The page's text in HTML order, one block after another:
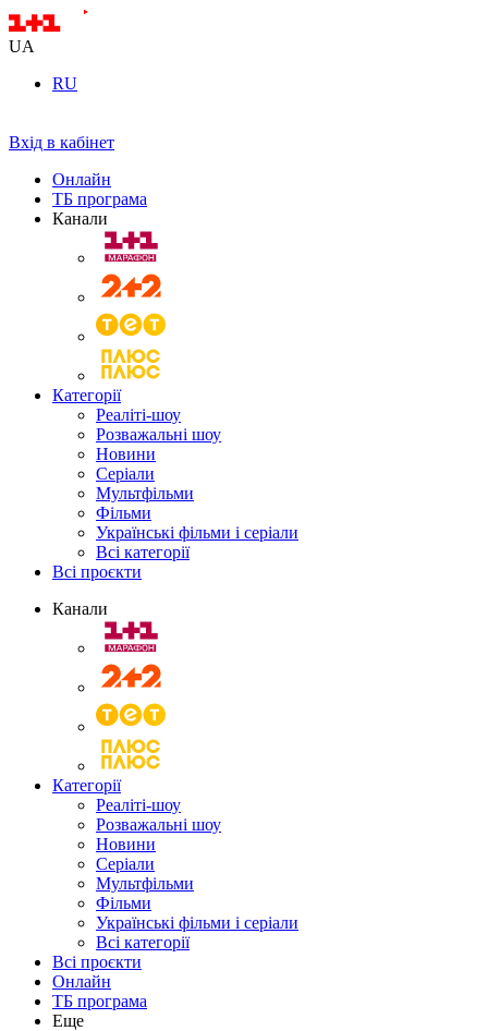
UA
RU
Вхід в кабінет
Онлайн
ТБ програма
Канали
Категорії
Реаліті-шоу
Розважальні шоу
Новини
Серіали
Мультфільми
Фільми
Українські фільми і серіали
Всі категорії
Всі проєкти
Канали
Категорії
Реаліті-шоу
Розважальні шоу
Новини
Серіали
Мультфільми
Фільми
Українські фільми і серіали
Всі категорії
Всі проєкти
Онлайн
ТБ програма
Еще